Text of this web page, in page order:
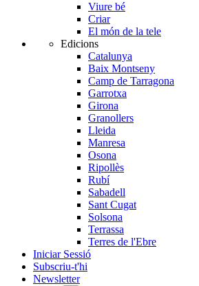
Viure bé
Criar
El món de la tele
Edicions
Catalunya
Baix Montseny
Camp de Tarragona
Garrotxa
Girona
Granollers
Lleida
Manresa
Osona
Ripollès
Rubí
Sabadell
Sant Cugat
Solsona
Terrassa
Terres de l'Ebre
Iniciar Sessió
Subscriu-t'hi
Newsletter